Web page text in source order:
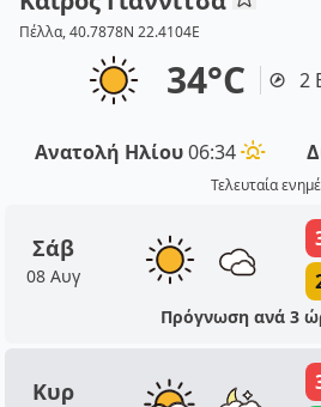
Πέλλα, 40.7878N 22.4104E
34°C 2
Ανατολή Ηλίου06:34
Τελευταία
Σάβ
08 Αυγ
Πρόγνωση ανά 3
Κυρ